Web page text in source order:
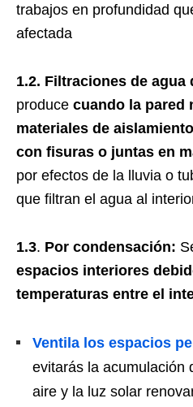
trabajos en profundidad
afectada
1.2. Filtraciones de agua
produce cuando la pared
materiales de
con fisuras o juntas en
por efectos de la lluvia o
que filtran el agua al
1.3. Por condensación:
espacios interiores
temperaturas entre el
Ventila los espacios
evitarás la acumulación
aire y la luz solar